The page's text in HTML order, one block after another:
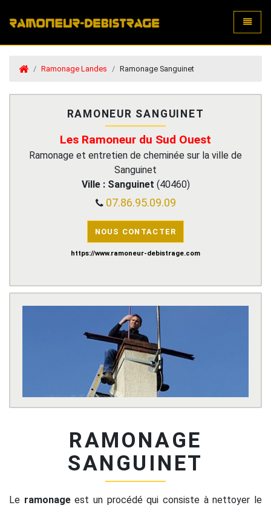
Ramonage Landes Ramonage Sanguinet
RAMONEUR SANGUINET
Les Ramoneur du Sud Ouest
Ramonage et entretien de cheminée sur la ville de
Sanguinet
Ville : Sanguinet (40460)
07.86.95.09.09
NOUS CONTACTER
https://www.ramoneur-debistrage.com
RAMONAGE
SANGUINET
Le ramonageest un procédé qui consiste à nettoyer le